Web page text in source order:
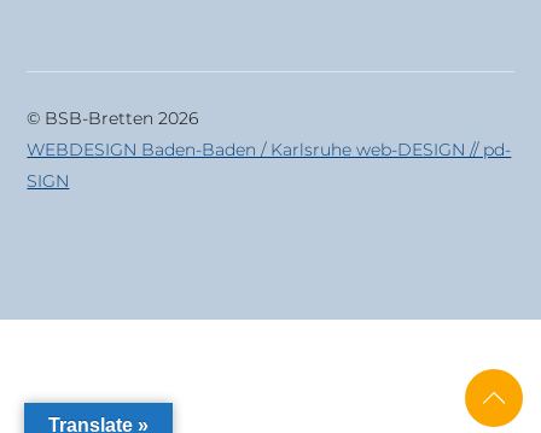
© BSB-Bretten 2026
WEBDESIGN Baden-Baden / Karlsruhe web-DESIGN // pd-
SIGN
Translate »